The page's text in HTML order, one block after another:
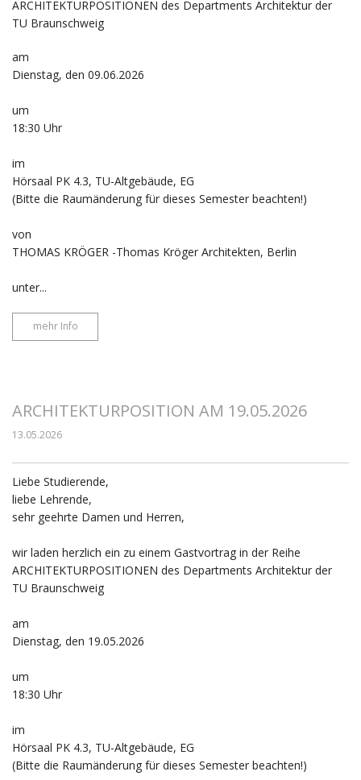
ARCHITEKTURPOSITIONEN des Departments Architektur der
TU Braunschweig
am
Dienstag, den 09.06.2026
um
18:30 Uhr
im
Hörsaal PK 4.3, TU-Altgebäude, EG
(Bitte die Raumänderung für dieses Semester beachten!)
von
THOMAS KRÖGER -Thomas Kröger Architekten, Berlin
unter...
mehr Info
ARCHITEKTURPOSITION AM 19.05.2026
13.05.2026
Liebe Studierende,
liebe Lehrende,
sehr geehrte Damen und Herren,
wir laden herzlich ein zu einem Gastvortrag in der Reihe
ARCHITEKTURPOSITIONEN des Departments Architektur der
TU Braunschweig
am
Dienstag, den 19.05.2026
um
18:30 Uhr
im
Hörsaal PK 4.3, TU-Altgebäude, EG
(Bitte die Raumänderung für dieses Semester beachten!)